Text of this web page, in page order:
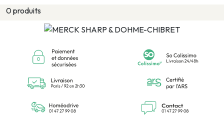
0 produits